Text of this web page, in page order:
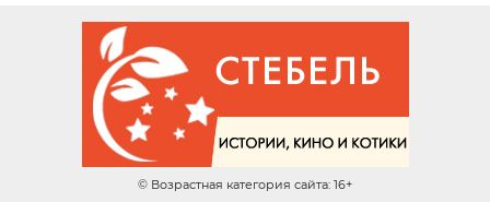
© Возрастная категория сайта: 16+